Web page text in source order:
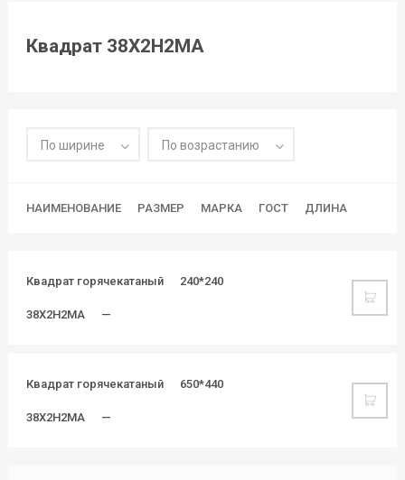
Квадрат 38Х2Н2МА
По ширине По возрастанию
НАИМЕНОВАНИЕ РАЗМЕР МАРКА ГОСТ ДЛИНА
Квадрат горячекатаный 240*240
38Х2Н2МА —
Квадрат горячекатаный 650*440
38Х2Н2МА —